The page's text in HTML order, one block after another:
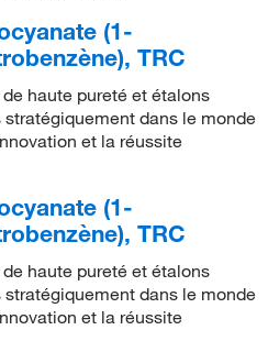
(1-
TRC
haute pureté et étalons
dans le monde
et la réussite
(1-
TRC
haute pureté et étalons
dans le monde
et la réussite